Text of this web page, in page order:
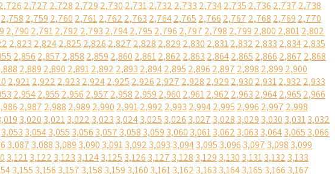
2,727 2,728 2,729 2,730 2,7312,732 2,733 2,7342,735 2,736 2,737 2,738
2,758 2,759 2,760 2,7612,762 2,763 2,7642,765 2,766 2,767 2,768 2,769 2,770
2,790 2,7912,792 2,793 2,7942,795 2,796 2,797 2,798 2,799 2,800 2,8012,802
2,823 2,8242,825 2,826 2,827 2,828 2,829 2,830 2,8312,832 2,833 2,8342,835
2,856 2,857 2,858 2,859 2,860 2,8612,862 2,863 2,8642,865 2,866 2,867 2,868
2,889 2,890 2,8912,892 2,893 2,8942,895 2,896 2,897 2,898 2,899 2,900
2,9212,922 2,923 2,9242,925 2,926 2,927 2,928 2,929 2,930 2,9312,932 2,933
2,9542,955 2,956 2,957 2,958 2,959 2,960 2,9612,962 2,963 2,9642,965 2,966
2,987 2,988 2,989 2,990 2,9912,992 2,993 2,9942,995 2,996 2,997 2,998
3,020 3,0213,022 3,023 3,0243,025 3,026 3,027 3,028 3,029 3,030 3,0313,032
3,053 3,0543,055 3,056 3,057 3,058 3,059 3,060 3,0613,062 3,063 3,0643,065 3,066
3,087 3,088 3,089 3,090 3,0913,092 3,093 3,0943,095 3,096 3,097 3,098 3,099
3,1213,122 3,123 3,1243,125 3,126 3,127 3,128 3,129 3,130 3,1313,132 3,133
3,155 3,156 3,157 3,158 3,159 3,160 3,1613,162 3,163 3,1643,165 3,166 3,167